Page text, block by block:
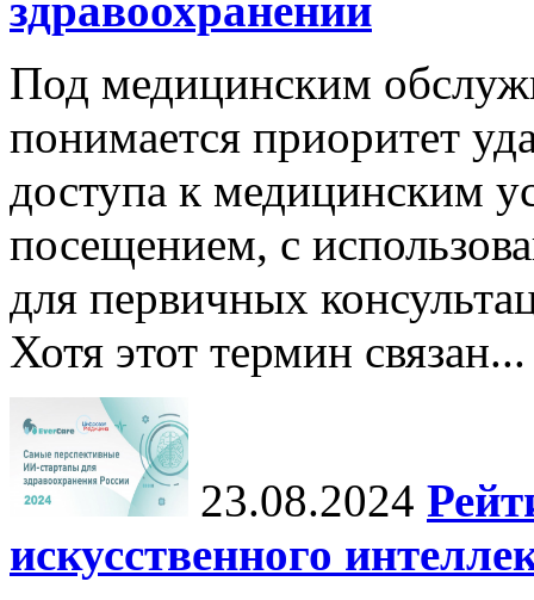
здравоохранении
Под медицинским
понимается приоритет
доступа к медицинским
посещением, с
для первичных
Хотя этот термин связан...
23.08.2024
искусственного